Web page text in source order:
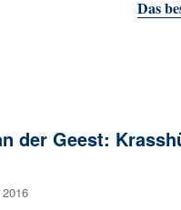
Das
der Geest: